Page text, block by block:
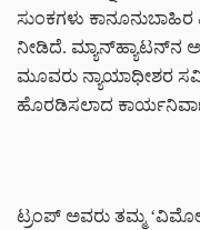
ಸುಂಕಗಳು
ನೀಡಿದೆ. ಮ್ಯಾನ್‌ಹ್ಯಾಟನ್‌ನ
ಮೂವರು ನ್ಯಾಯಾಧೀಶರ
ಹೊರಡಿಸಲಾದ
ಟ್ರಂಪ್ ಅವರು ತಮ್ಮ